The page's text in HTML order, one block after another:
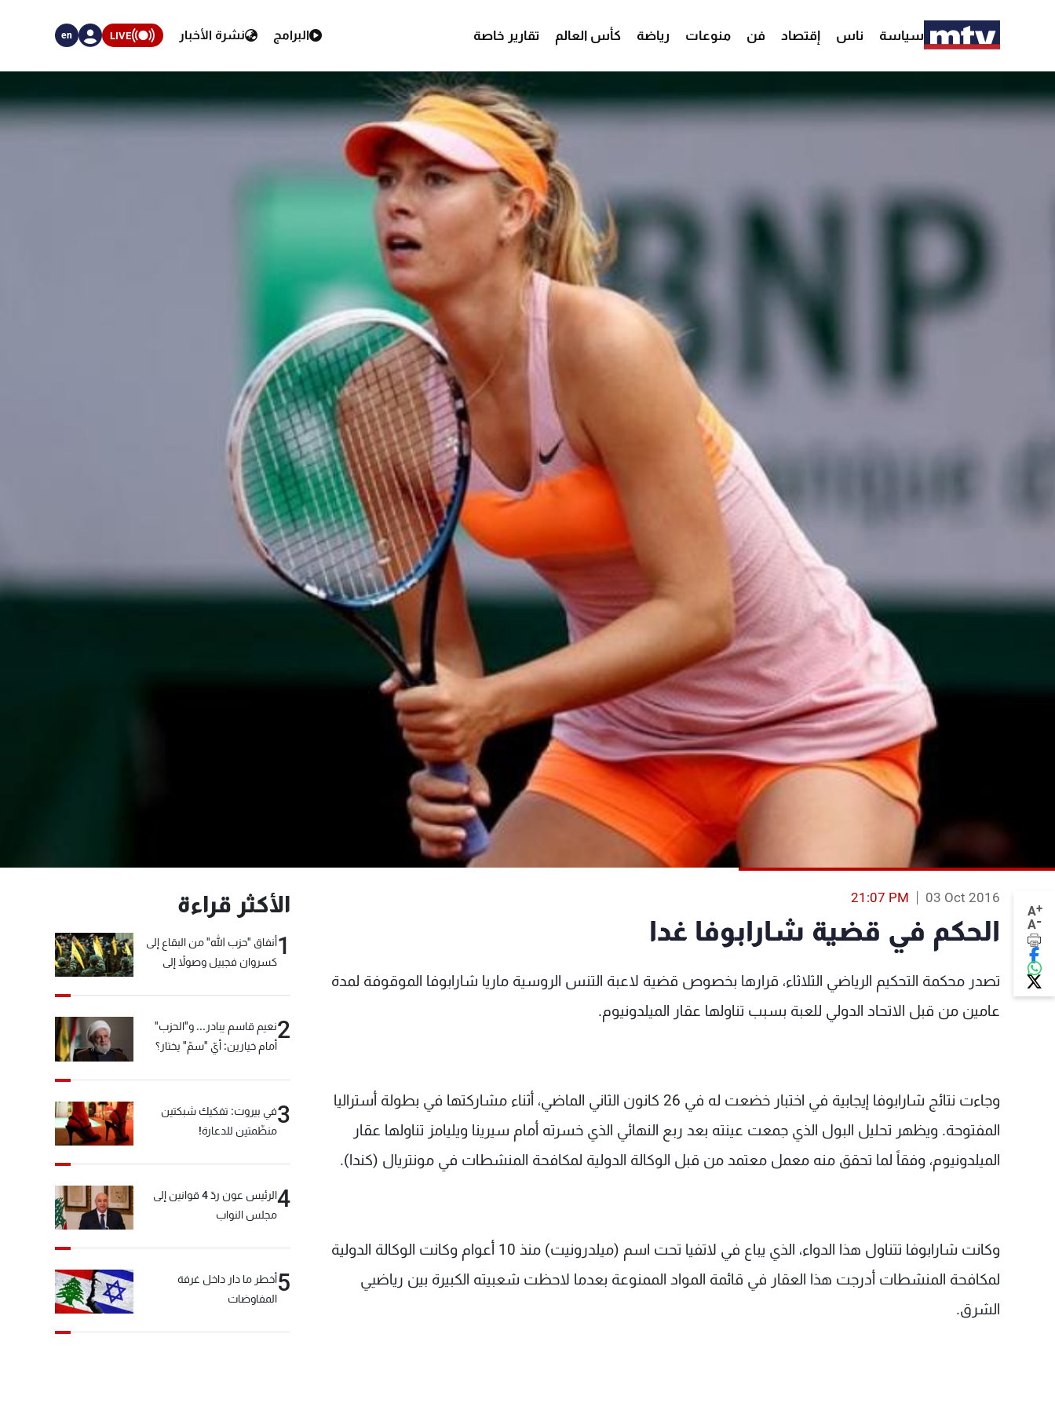
سياسة ناس إقتصاد فن منوعات رياضة كأس العالم تقارير خاصة البرامج نشرة الأخبار LIVE
en
A+
A-
03 Oct 2016
21:07 PM
الحكم في قضية شارابوفا غدا
تصدر محكمة التحكيم الرياضي الثلاثاء، قرارها بخصوص قضية لاعبة التنس الروسية ماريا شارابوفا الموقوفة لمدة
عامين من قبل الاتحاد الدولي للعبة بسبب تناولها عقار الميلدونيوم.
وجاءت نتائج شارابوفا إيجابية في اختبار خضعت له في 26 كانون الثاني الماضي، أثناء مشاركتها في بطولة أستراليا
المفتوحة. ويظهر تحليل البول الذي جمعت عينته بعد ربع النهائي الذي خسرته أمام سيرينا ويليامز تناولها عقار
الميلدونيوم، وفقاً لما تحقق منه معمل معتمد من قبل الوكالة الدولية لمكافحة المنشطات في مونتريال (كندا).
وكانت شارابوفا تتناول هذا الدواء، الذي يباع في لاتفيا تحت اسم (ميلدرونيت) منذ 10 أعوام وكانت الوكالة الدولية
لمكافحة المنشطات أدرجت هذا العقار في قائمة المواد الممنوعة بعدما لاحظت شعبيته الكبيرة بين رياضيي
الشرق.
الأكثر قراءة
1أنفاق "حزب الله" من البقاع إلى
كسروان فجبيل وصولاً إلى
2نعيم قاسم يبادر... و"الحزب"
أمام خيارين: أيّ "سمّ" يختار؟
3في بيروت: تفكيك شبكتين
منظّمتين للدعارة!
4
الرئيس عون ردّ 4 قوانين إلى
مجلس النواب
5أخطر ما دار داخل غرفة
المفاوضات